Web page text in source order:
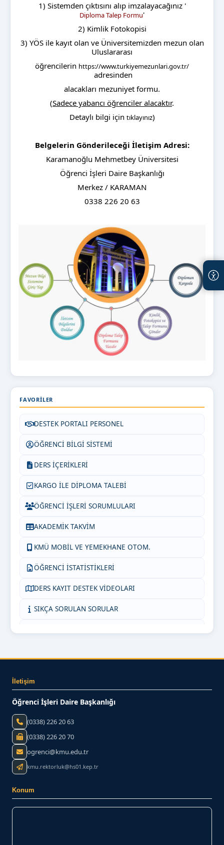
1) Sistemden çıktısını alıp imzalayacağınız '
Diploma Talep Formu'
2) Kimlik Fotokopisi
3) YÖS ile kayıt olan ve Üniversitemizden mezun olan
Uluslararası
öğrencilerin https://www.turkiyemezunlari.gov.tr/
adresinden
alacakları mezuniyet formu.
(Sadece yabancı öğrenciler alacaktır.
Detaylı bilgi için tıklayınız)
Belgelerin Gönderileceği İletişim Adresi:
Karamanoğlu Mehmetbey Üniversitesi
Öğrenci İşleri Daire Başkanlığı
Merkez / KARAMAN
0338 226 20 63
FAVORILER
DESTEK PORTALI PERSONEL
ÖĞRENCİ BİLGİ SİSTEMİ
DERS İÇERİKLERİ
KARGO İLE DİPLOMA TALEBİ
ÖĞRENCİ İŞLERİ SORUMLULARI
AKADEMİK TAKVİM
KMÜ MOBİL VE YEMEKHANE OTOM.
ÖĞRENCİ İSTATİSTİKLERİ
DERS KAYIT DESTEK VİDEOLARI
SIKÇA SORULAN SORULAR
BİZE YAZIN
İletişim
Öğrenci İşleri Daire Başkanlığı
(0338) 226 20 63
(0338) 226 20 70
ogrenci@kmu.edu.tr
kmu.rektorluk@hs01.kep.tr
Konum